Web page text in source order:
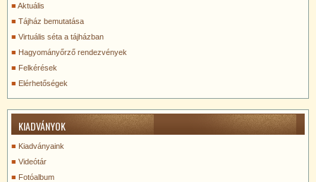
Aktuális
Tájház bemutatása
Virtuális séta a tájházban
Hagyományőrző rendezvények
Felkérések
Elérhetőségek
KIADVÁNYOK
Kiadványaink
Videótár
Fotóalbum